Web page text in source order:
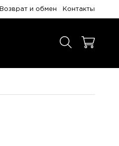
Возврат и обмен Контакты